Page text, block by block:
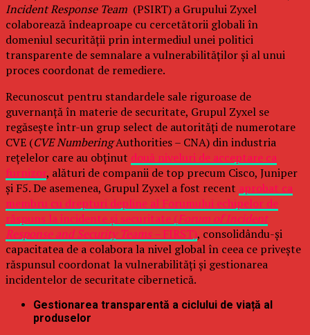
Incident Response Team (PSIRT) a Grupului Zyxel
colaborează îndeaproape cu cercetătorii globali în
domeniul securității prin intermediul unei politici
transparente de semnalare a vulnerabilităților și al unui
proces coordonat de remediere.
Recunoscut pentru standardele sale riguroase de
guvernanță în materie de securitate, Grupul Zyxel se
regăsește într-un grup select de autorități de numerotare
CVE (CVE NumberingAuthorities – CNA) din industria
rețelelor care au obținut două niveluri de acceptare ca
furnizor, alături de companii de top precum Cisco, Juniper
și F5. De asemenea, Grupul Zyxel a fost recent aprobat ca
membru cu drepturi depline al Forumului echipelor de
răspuns la incidente și securitate (Forum of Incident
Response and Security Teams –FIRST), consolidându-și
capacitatea de a colabora la nivel global în ceea ce privește
răspunsul coordonat la vulnerabilități și gestionarea
incidentelor de securitate cibernetică.
Gestionarea transparentă a ciclului de viață al
produselor